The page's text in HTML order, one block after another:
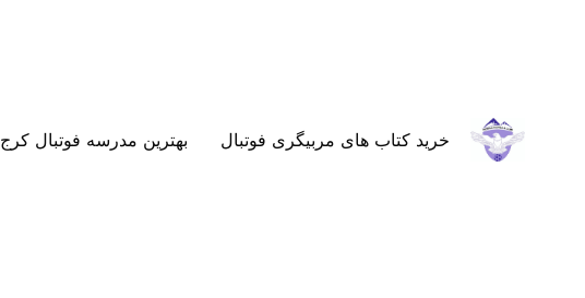
خرید کتاب های مربیگری فوتبال بهترین مدرسه فوتبال کرج